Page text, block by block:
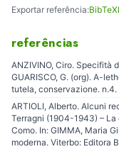
Exportar referência:BibTeX
referências
ANZIVINO, Ciro. Specifità
GUARISCO, G. (org). A-
tutela, conservazione.
ARTIOLI, Alberto. Alcuni
Terragni (1904-1943) –
Como. In: GIMMA, Maria
moderna. Viterbo: Editora